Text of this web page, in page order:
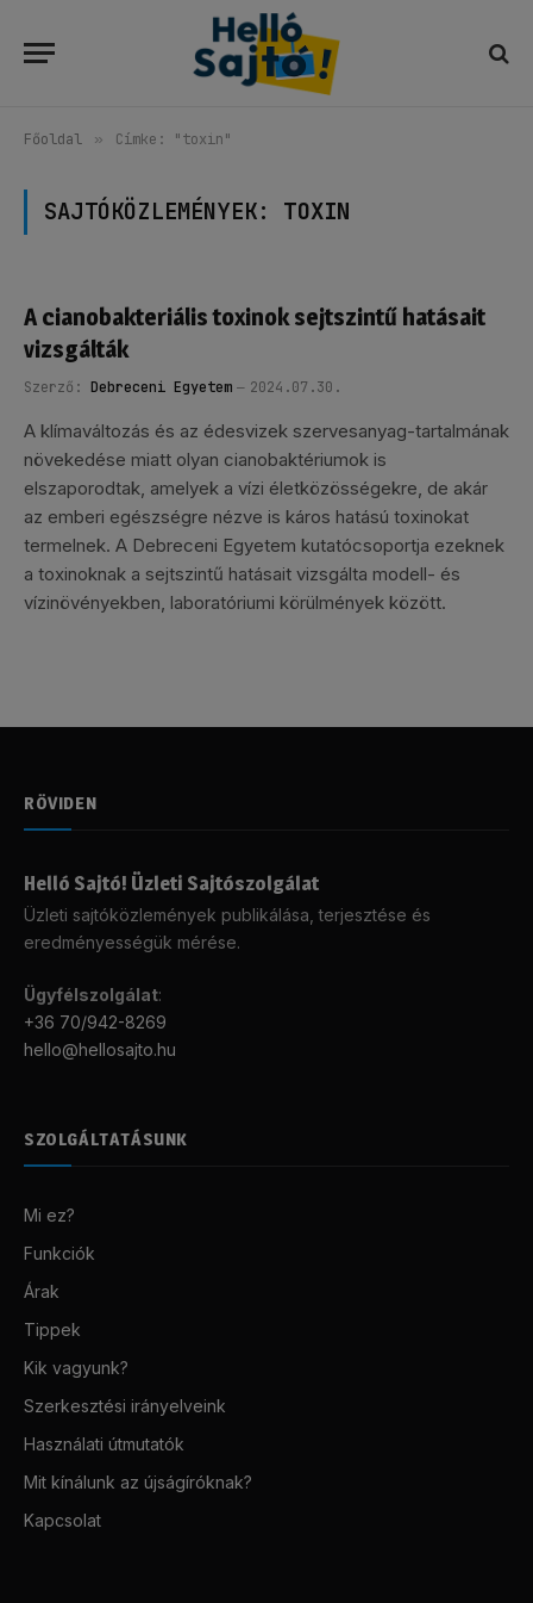
Főoldal » Címke: "toxin"
SAJTÓKÖZLEMÉNYEK: TOXIN
A cianobakteriális toxinok sejtszintű hatásait
vizsgálták
Szerző: Debreceni Egyetem 2024.07.30.
A klímaváltozás és az édesvizek szervesanyag-tartalmának
növekedése miatt olyan cianobaktériumok is
elszaporodtak, amelyek a vízi életközösségekre, de akár
az emberi egészségre nézve is káros hatású toxinokat
termelnek. A Debreceni Egyetem kutatócsoportja ezeknek
a toxinoknak a sejtszintű hatásait vizsgálta modell- és
vízinövényekben, laboratóriumi körülmények között.
RÖVIDEN
Helló Sajtó! Üzleti Sajtószolgálat
Üzleti sajtóközlemények publikálása, terjesztése és
eredményességük mérése.
Ügyfélszolgálat:
+36 70/942-8269
hello@hellosajto.hu
SZOLGÁLTATÁSUNK
Mi ez?
Funkciók
Árak
Tippek
Kik vagyunk?
Szerkesztési irányelveink
Használati útmutatók
Mit kínálunk az újságíróknak?
Kapcsolat